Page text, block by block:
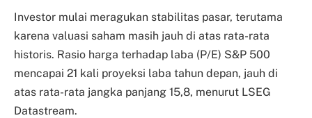
Investor mulai meragukan stabilitas pasar, terutama
karena valuasi saham masih jauh di atas rata-rata
historis. Rasio harga terhadap laba (P/E) S&P 500
mencapai 21 kali proyeksi laba tahun depan, jauh di
atas rata-rata jangka panjang 15,8, menurut LSEG
Datastream.